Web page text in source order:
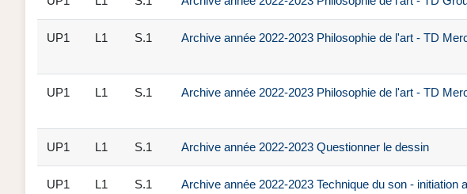
UP1 L1 S.1 Archive année 2022-2023 Philosophie de l'art - TD
UP1 L1 S.1 Archive année 2022-2023 Philosophie de l'art - TD
UP1 L1 S.1 Archive année 2022-2023 Questionner le dessin
UP1 L1 S.1 Archive année 2022-2023 Technique du son - initiation